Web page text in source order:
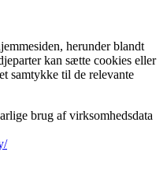
herunder blandt
kan sætte cookies eller
samtykke til de relevante
brug af virksomhedsdata